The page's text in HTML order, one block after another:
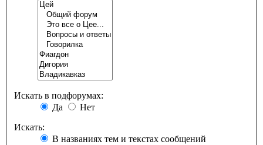
Искать в подфорумах:
Да
Нет
Искать:
В названиях тем и текстах сообщений